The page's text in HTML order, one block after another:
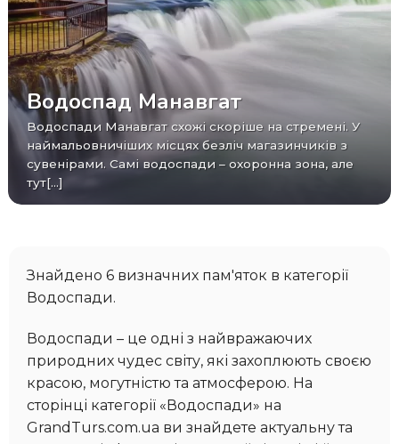
Водоспад Манавгат
Водоспади Манавгат схожі скоріше на стремені. У
наймальовничіших місцях безліч магазинчиків з
сувенірами. Самі водоспади – охоронна зона, але
тут[...]
Знайдено 6 визначних пам'яток в категорії
Водоспади.
Водоспади – це одні з найвражаючих
природних чудес світу, які захоплюють своєю
красою, могутністю та атмосферою. На
сторінці категорії «Водоспади» на
GrandTurs.com.ua ви знайдете актуальну та